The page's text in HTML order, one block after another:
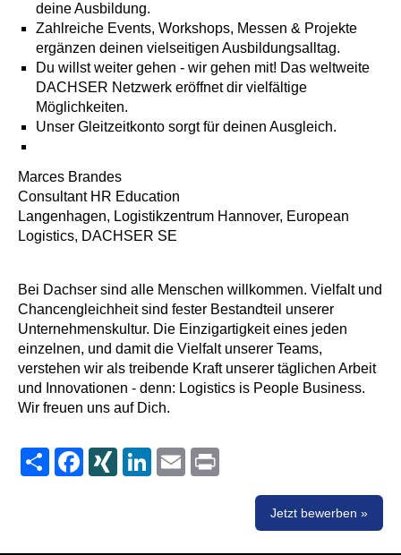
deine Ausbildung.
Zahlreiche Events, Workshops, Messen & Projekte
ergänzen deinen vielseitigen Ausbildungsalltag.
Du willst weiter gehen - wir gehen mit! Das weltweite
DACHSER Netzwerk eröffnet dir vielfältige
Möglichkeiten.
Unser Gleitzeitkonto sorgt für deinen Ausgleich.
Marces Brandes
Consultant HR Education
Langenhagen, Logistikzentrum Hannover, European
Logistics, DACHSER SE
Bei Dachser sind alle Menschen willkommen. Vielfalt und
Chancengleichheit sind fester Bestandteil unserer
Unternehmenskultur. Die Einzigartigkeit eines jeden
einzelnen, und damit die Vielfalt unserer Teams,
verstehen wir als treibende Kraft unserer täglichen Arbeit
und Innovationen - denn: Logistics is People Business.
Wir freuen uns auf Dich.
Share FacebookXING LinkedInEmail
Jetzt bewerben »